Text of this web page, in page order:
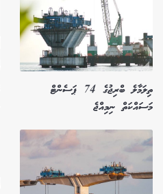
ތިލަމާލެ ބްރިޖުގެ 74 ޕަސެންޓް
މަސައްކަތް ނިމިއްޖެ